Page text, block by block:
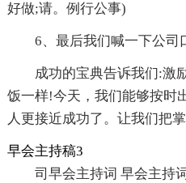
好做;请。例行公事)
6、最后我们喊一下公司
成功的宝典告诉我们:激
饭一样!今天，我们能够按时
人更接近成功了。让我们把
早会主持稿3
司早会主持词 早会主持